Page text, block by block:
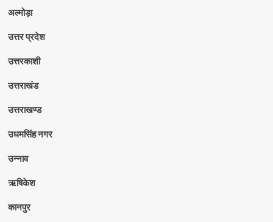
अल्मोड़ा
उत्तर प्रदेश
उत्तरकाशी
उत्तराखंड
उत्तराखण्ड
उधमसिंह नगर
उन्नाव
ऋषिकेश
कानपुर